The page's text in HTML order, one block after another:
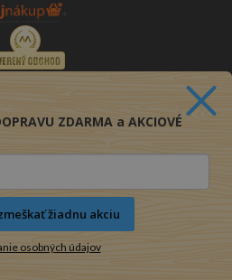
ZDARMA a AKCIOVÉ
žiadnu akciu
osobných údajov